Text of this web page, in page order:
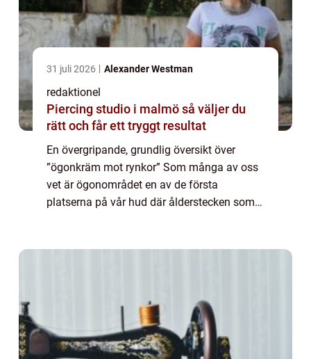
31 juli 2026 Alexander Westman
redaktionel
Piercing studio i malmö så väljer du
rätt och får ett tryggt resultat
En övergripande, grundlig översikt över
”ögonkräm mot rynkor” Som många av oss
vet är ögonområdet en av de första
platserna på vår hud där ålderstecken som